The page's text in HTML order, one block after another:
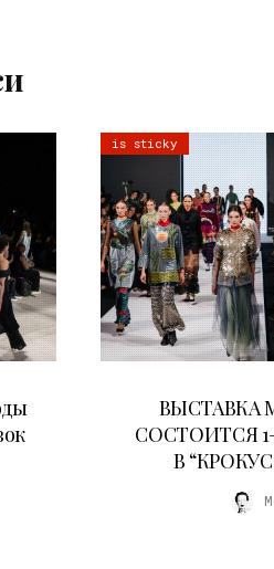
is sticky
ВЫСТАВКА
СОСТОИТСЯ
В